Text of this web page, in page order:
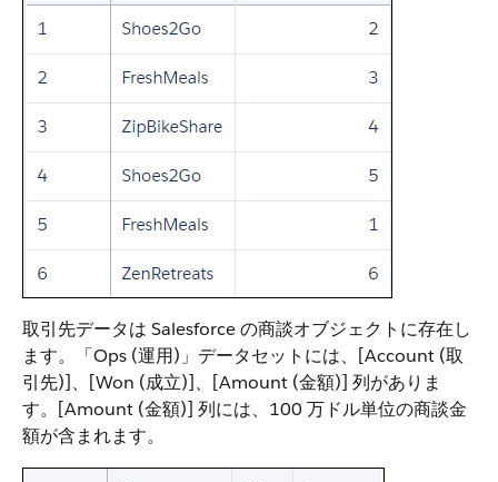
取引先データは Salesforce の商談オブジェクトに存在し
ます。「Ops (運用)」データセットには、[Account (取
引先)]、[Won (成立)]、[Amount (金額)] 列がありま
す。[Amount (金額)] 列には、100 万ドル単位の商談金
額が含まれます。